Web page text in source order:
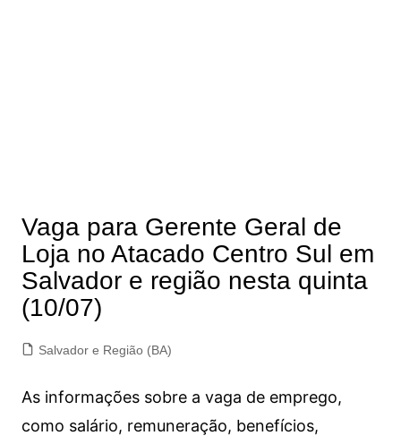
Vaga para Gerente Geral de
Loja no Atacado Centro Sul em
Salvador e região nesta quinta
(10/07)
Salvador e Região (BA)
As informações sobre a vaga de emprego,
como salário, remuneração, benefícios,